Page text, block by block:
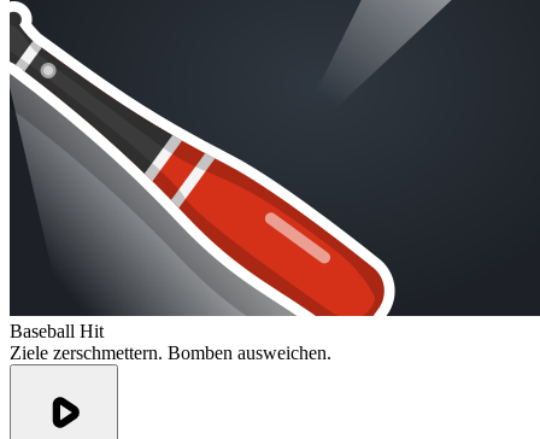
Baseball Hit
Ziele zerschmettern. Bomben ausweichen.